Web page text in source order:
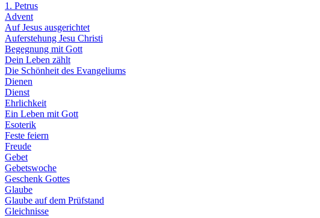
1. Petrus
Advent
Auf Jesus ausgerichtet
Auferstehung Jesu Christi
Begegnung mit Gott
Dein Leben zählt
Die Schönheit des Evangeliums
Dienen
Dienst
Ehrlichkeit
Ein Leben mit Gott
Esoterik
Feste feiern
Freude
Gebet
Gebetswoche
Geschenk Gottes
Glaube
Glaube auf dem Prüfstand
Gleichnisse